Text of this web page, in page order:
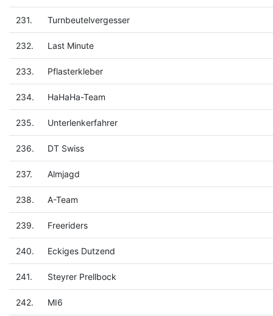
231. Turnbeutelvergesser
232. Last Minute
233. Pflasterkleber
234. HaHaHa-Team
235. Unterlenkerfahrer
236. DT Swiss
237. Almjagd
238. A-Team
239. Freeriders
240. Eckiges Dutzend
241. Steyrer Prellbock
242. MI6